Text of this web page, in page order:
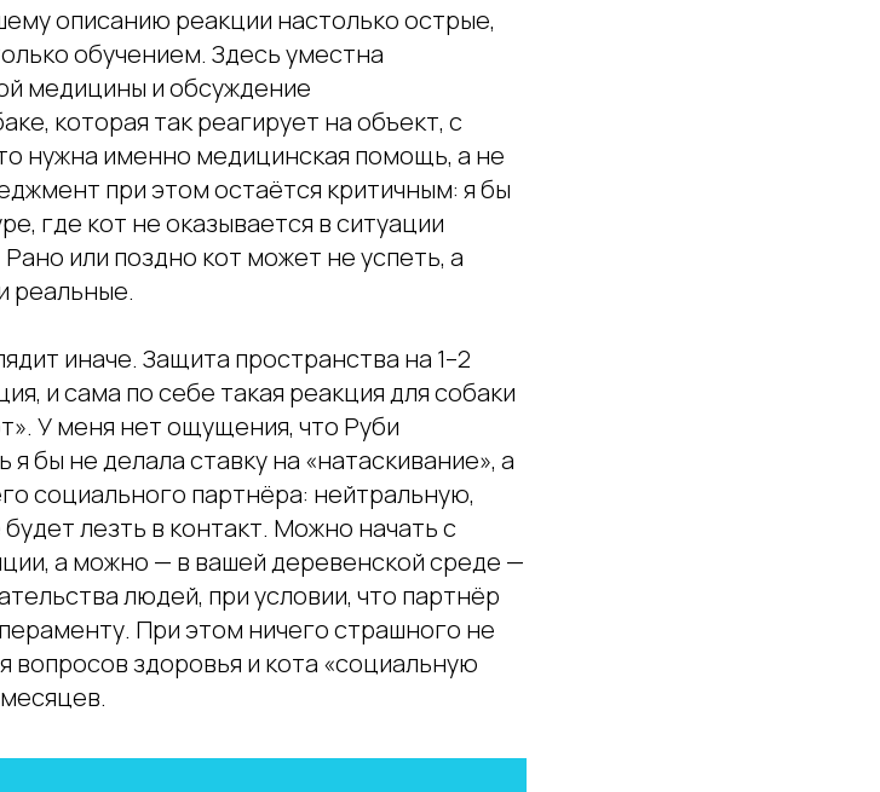
описанию реакции настолько острые,
обучением. Здесь уместна
медицины и обсуждение
которая так реагирует на объект, с
нужна именно медицинская помощь, а не
при этом остаётся критичным: я бы
где кот не оказывается в ситуации
или поздно кот может не успеть, а
реальные.
иначе. Защита пространства на 1–2
и сама по себе такая реакция для собаки
У меня нет ощущения, что Руби
бы не делала ставку на «натаскивание», а
социального партнёра: нейтральную,
лезть в контакт. Можно начать с
а можно — в вашей деревенской среде —
людей, при условии, что партнёр
При этом ничего страшного не
здоровья и кота «социальную